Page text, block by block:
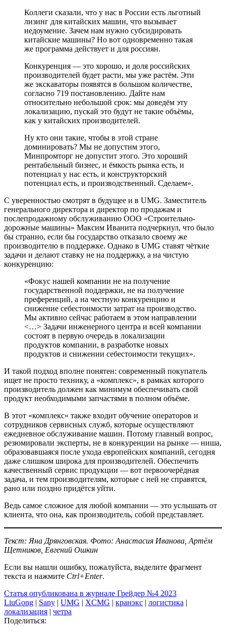
Коллеги сказали, что у нас в России есть льготный
лизинг для китайских машин, что вызывает
недоумение. Зачем нам нужно субсидировать
китайские машины? Но вот одновременно такая
же программа действует и для россиян.
Конкуренция — это хорошо, и доля российских
производителей будет расти, мы уже растём. Эти
же экскаваторы появятся в большом количестве,
согласно 719 постановлению. Дайте нам
относительно небольшой срок: мы доведём эту
локализацию, пускай это будут не такие объёмы,
как у китайских производителей.
Ну кто они такие, чтобы в этой стране
доминировать? Мы не допустим этого,
Минпромторг не допустит этого. Это хороший
рентабельный бизнес, и ёмкость рынка есть, и
потенциал у нас есть, и конструкторский
потенциал есть, и производственный. Сделаем».
С уверенностью смотрят в будущее и в UMG. Заместитель
генерального директора и директор по продажам и
послепродажному обслуживанию ООО «Строительно-
дорожные машины» Максим Иванита подчеркнул, что было
бы странно, если бы государство отказало своему же
производителю в поддержке. Однако в UMG ставят чёткие
задачи и делают ставку не на поддержку, а на чистую
конкуренцию:
«Фокус нашей компании не на получение
государственной поддержки, не на получение
преференций, а на честную конкуренцию и
снижение себестоимости затрат на производство.
Мы активно сейчас работаем в этом направлении
<…> Задачи инженерного центра и всей компании
состоят в первую очередь в локализации
продуктов компании, в разработке новых
продуктов и снижении себестоимости текущих».
И такой подход вполне понятен: современный покупатель
ищет не просто технику, а «комплекс», в рамках которого
производитель должен как минимум обеспечивать свой
продукт необходимыми запчастями в полном объёме.
В этот «комплекс» также входит обучение операторов и
сотрудников сервисных служб, которые осуществляют
ежедневное обслуживание машин. Потому главный вопрос,
резюмировали эксперты, не в конкуренции на рынке — ниша,
образовавшаяся после ухода европейских компаний, сегодня
даже слишком широка для производителей. Обеспечить
качественный сервис продукции — вот первоочерёдная
задача, и тем производителям, которые с ней не справятся,
рано или поздно придётся уйти.
Ведь самое сложное для любой компании — это услышать от
клиента, что она, как производитель, собой представляет.
Текст: Яна Дрянговская. Фото: Анастасия Иванова, Артём
Щетников, Евгений Ошкин
Если вы нашли ошибку, пожалуйста, выделите фрагмент
текста и нажмите Ctrl+Enter.
Статья опубликована в журнале Грейдер №4 2023
LiuGong | Sany | UMG | XCMG | кранэкс | логистика |
локализация | четра
Поделиться: